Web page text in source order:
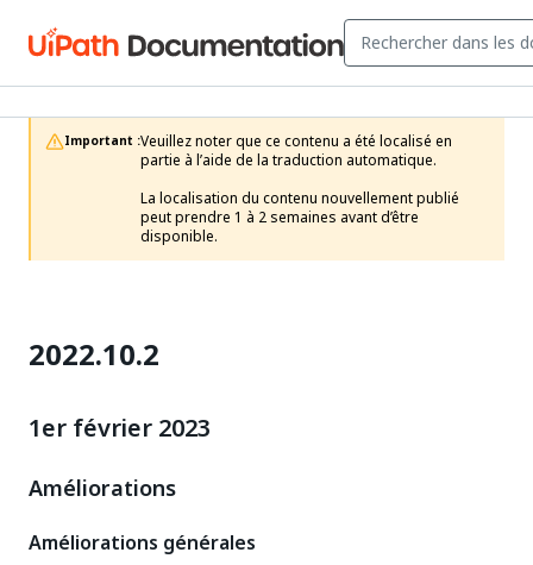
Important :Veuillez noter que ce contenu a été localisé en
partie à l’aide de la traduction automatique.
La localisation du contenu nouvellement publié
peut prendre 1 à 2 semaines avant d’être
disponible.
2022.10.2
1er février 2023
Améliorations
Améliorations générales